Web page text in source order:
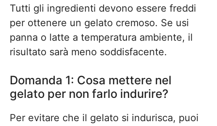
Tutti gli ingredienti devono essere freddi
per ottenere un gelato cremoso. Se usi
panna o latte a temperatura ambiente, il
risultato sarà meno soddisfacente.
Domanda 1: Cosa mettere nel
gelato per non farlo indurire?
Per evitare che il gelato si indurisca, puoi